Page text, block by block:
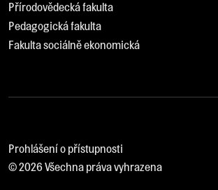
Přírodovědecká fakulta
Pedagogická fakulta
Fakulta sociálně ekonomická
Prohlášení o přístupnosti
© 2026 Všechna práva vyhrazena